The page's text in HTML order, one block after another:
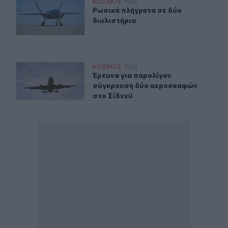
Ρωσικά πλήγματα σε δύο διυλιστήρια
Ρωσικά πλήγματα σε δύο
Ρωσικά πλήγματα σε δύο
διυλιστήρια
Έρευνα για παρολίγον σύγκρουση δύο αεροσκαφών
ΚΟΣΜΟΣ 11:23
Έρευνα για παρολίγον σύγκρουση
Έρευνα για παρολίγον
σύγκρουση δύο αεροσκαφών
στο Σίδνεϋ